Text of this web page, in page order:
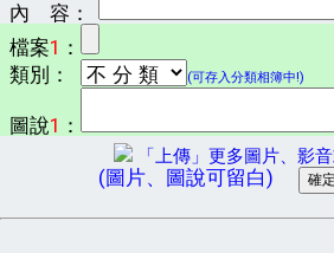
內 容：
檔案1 ：
類別：
(可存入分類相簿中!)
圖說1 ：
「上傳」更多圖片、影
(圖片、圖說可留白)